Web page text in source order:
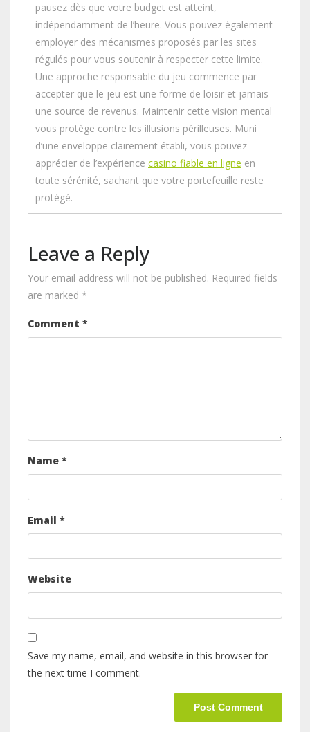
pausez dès que votre budget est atteint,
indépendamment de l’heure. Vous pouvez également
employer des mécanismes proposés par les sites
régulés pour vous soutenir à respecter cette limite.
Une approche responsable du jeu commence par
accepter que le jeu est une forme de loisir et jamais
une source de revenus. Maintenir cette vision mental
vous protège contre les illusions périlleuses. Muni
d’une enveloppe clairement établi, vous pouvez
apprécier de l’expérience casino fiable en ligne en
toute sérénité, sachant que votre portefeuille reste
protégé.
Leave a Reply
Your email address will not be published. Required fields
are marked *
Comment *
Name *
Email *
Website
Save my name, email, and website in this browser for
the next time I comment.